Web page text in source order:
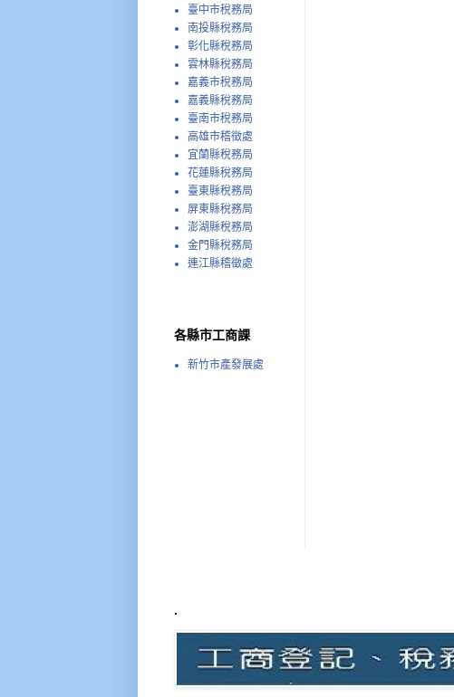
臺中市稅務局
南投縣稅務局
彰化縣稅務局
雲林縣稅務局
嘉義市稅務局
嘉義縣稅務局
臺南市稅務局
高雄市稽徵處
宜蘭縣稅務局
花蓮縣稅務局
臺東縣稅務局
屏東縣稅務局
澎湖縣稅務局
金門縣稅務局
連江縣稽徵處
各縣市工商課
新竹市產發展處
.